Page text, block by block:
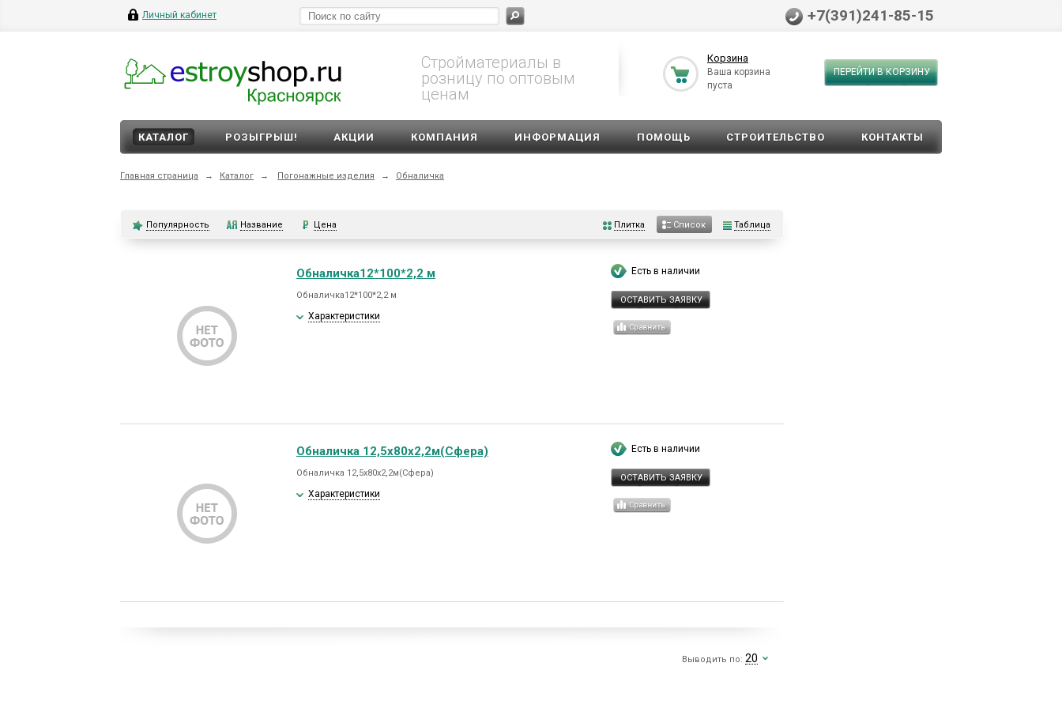
Личный кабинет +7(391)241-85-15
Стройматериалы в
розницу по оптовым
ценам
Корзина
Ваша корзина
пуста
ПЕРЕЙТИ В КОРЗИНУ
КАТАЛОГ РОЗЫГРЫШ! АКЦИИ КОМПАНИЯ ИНФОРМАЦИЯ ПОМОЩЬ СТРОИТЕЛЬСТВО КОНТАКТЫ
Главная страница → Каталог → Погонажные изделия → Обналичка
Популярность Название Цена Плитка Список Таблица
Обналичка12*100*2,2 м
Обналичка12*100*2,2 м
Характеристики
Есть в наличии
ОСТАВИТЬ ЗАЯВКУ
Обналичка 12,5х80х2,2м(Сфера)
Обналичка 12,5х80х2,2м(Сфера)
Характеристики
Есть в наличии
ОСТАВИТЬ ЗАЯВКУ
Выводить по: 20